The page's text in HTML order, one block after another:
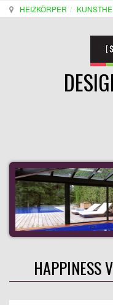
HEIZKÖRPER
HAPPINESS